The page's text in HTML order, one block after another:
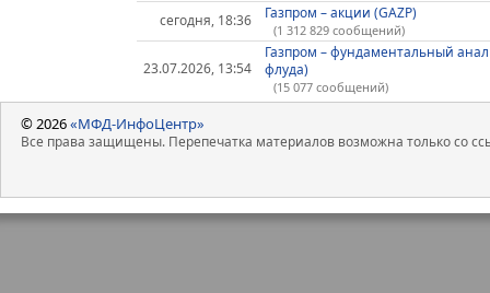
сегодня, 18:36 Газпром – акции (GAZP)
(1 312 829 сообщений)
23.07.2026, 13:54
Газпром – фундаментальный
флуда)
(15 077 сообщений)
© 2026«МФД-ИнфоЦентр»
Все права защищены. Перепечатка материалов возможна только со